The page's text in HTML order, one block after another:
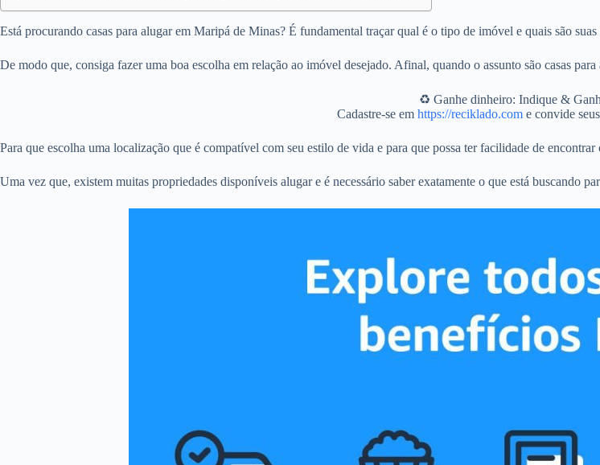
Está procurando casas para alugar em Maripá de Minas? É fundamental traçar qual é o tipo de imóvel e quais são
De modo que, consiga fazer uma boa escolha em relação ao imóvel desejado. Afinal, quando o assunto são casas
♻️ Ganhe dinheiro: Indique &
Cadastre-se em https://reciklado.come convide
Para que escolha uma localização que é compatível com seu estilo de vida e para que possa ter facilidade de
Uma vez que, existem muitas propriedades disponíveis alugar e é necessário saber exatamente o que está buscando